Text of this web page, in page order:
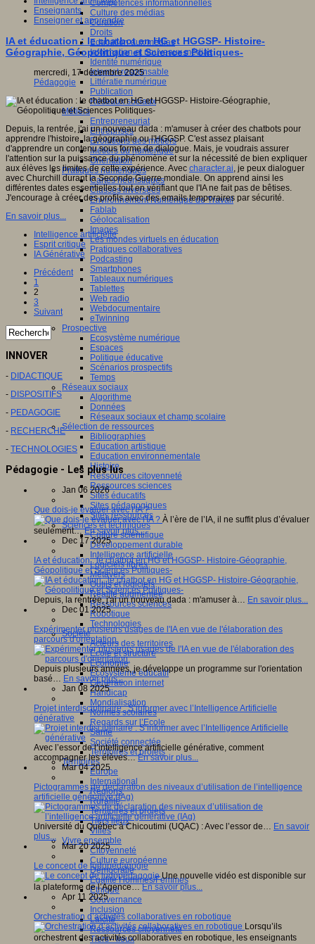
Compétences informationnelles
Culture des médias
Curation
Droits
Education aux médias
Information et nouveaux médias
Identité numérique
Internet responsable
Littératie numérique
Publication
Réseaux sociaux
Métiers
Entrepreneuriat
Entreprises
Evolutions des métiers
Métiers du numérique
Orientation
Pratiques numériques
Cartes heuristiques
Classes inversées
Environnement Numérique de Travail
Fablab
Géolocalisation
Images
Les mondes virtuels en éducation
Pratiques collaboratives
Podcasting
Smartphones
Tableaux numériques
Tablettes
Web radio
Webdocumentaire
eTwinning
Prospective
Ecosystème numérique
Espaces
Politique éducative
Scénarios prospectifs
Temps
Réseaux sociaux
Algorithme
Données
Réseaux sociaux et champ scolaire
Sélection de ressources
Bibliographies
Education artistique
Education environnementale
Histoire
Ressources citoyenneté
Ressources sciences
Sites éducatifs
Sites pédagogiques
Sites ressources
Sciences et techniques
Culture scientifique
Développement durable
Intelligence artificielle
Logiciels libres
Métavers
Outils et logiciels
Réalité augmentée
Ressources sciences
Robotique
Technologies
Société
Acteurs des territoires
Ecole et structure
Economie
Ecosystème éducatif
Génération internet
Handicap
Mondialisation
Normes scolaires
Regards sur l’Ecole
Santé
Société connectée
Territoires et projets
Territoires
Europe
International
Régions
Ruralité
Territoires et projets
Tiers lieux
Villes
Vivre ensemble
Citoyenneté
Culture européenne
Démocratie
Egalité Hommes/Femmes
Ethique
Gouvernance
Inclusion
Laïcité
Ressources citoyenneté
Tiers - lieux
Enseignants
Enseigner et apprendre
IA et éducation : le chatbot en HG et HGGSP- Histoire-
Géographie, Géopolitique et Sciences Politiques-
mercredi, 17 décembre 2025
Pédagogie
Depuis, la rentrée, j'ai un nouveau dada : m'amuser à créer des chatbots pour
apprendre l'histoire, la géographie ou l'HGGSP. C'est assez plaisant
d'apprendre un contenu sous forme de dialogue. Mais, je voudrais assurer
l'attention sur la puissance du phénomène et sur la nécessité de bien expliquer
aux élèves les limites de cette expérience. Avec character.ai, je peux dialoguer
avec Churchill durant la Seconde Guerre mondiale. On apprend ainsi les
différentes dates essentielles tout en vérifiant que l'IA ne fait pas de bêtises.
J'encourage à créer des profils avec des emails temporaires par sécurité.
En savoir plus...
Intelligence artificielle
Esprit critique
IA Générative
Précédent
1
2
3
Suivant
INNOVER
- DIDACTIQUE
- DISPOSITIFS
- PEDAGOGIE
- RECHERCHE
- TECHNOLOGIES
Pédagogie - Les plus lus
Jan 06 2026
Que dois-je évaluer avec l'IA ?
À l’ère de l’IA, il ne suffit plus d’évaluer
seulement…En savoir plus...
Dec 17 2025
IA et éducation : le chatbot en HG et HGGSP- Histoire-Géographie,
Géopolitique et Sciences Politiques-
Depuis, la rentrée, j'ai un nouveau dada : m'amuser à… En savoir plus...
Dec 01 2025
Expérimenter plusieurs usages de l'IA en vue de l'élaboration des
parcours d'orientation.
Depuis plusieurs années, je développe un programme sur l'orientation
basé… En savoir plus...
Jan 08 2025
Projet interdisciplinaire : S’informer avec l’Intelligence Artificielle
générative
Avec l’essor de l’intelligence artificielle générative, comment
accompagner les élèves…En savoir plus...
Mar 04 2025
Pictogrammes de déclaration des niveaux d’utilisation de l’intelligence
artificielle générative (IAg)
Université du Québec à Chicoutimi (UQAC) : Avec l’essor de… En savoir
plus...
Mar 20 2025
Le concept de ludopédagogie
Une nouvelle vidéo est disponible sur
la plateforme de l’Agence…En savoir plus...
Apr 11 2025
Orchestration d’activités collaboratives en robotique
Lorsqu’ils
orchestrent des activités collaboratives en robotique, les enseignants